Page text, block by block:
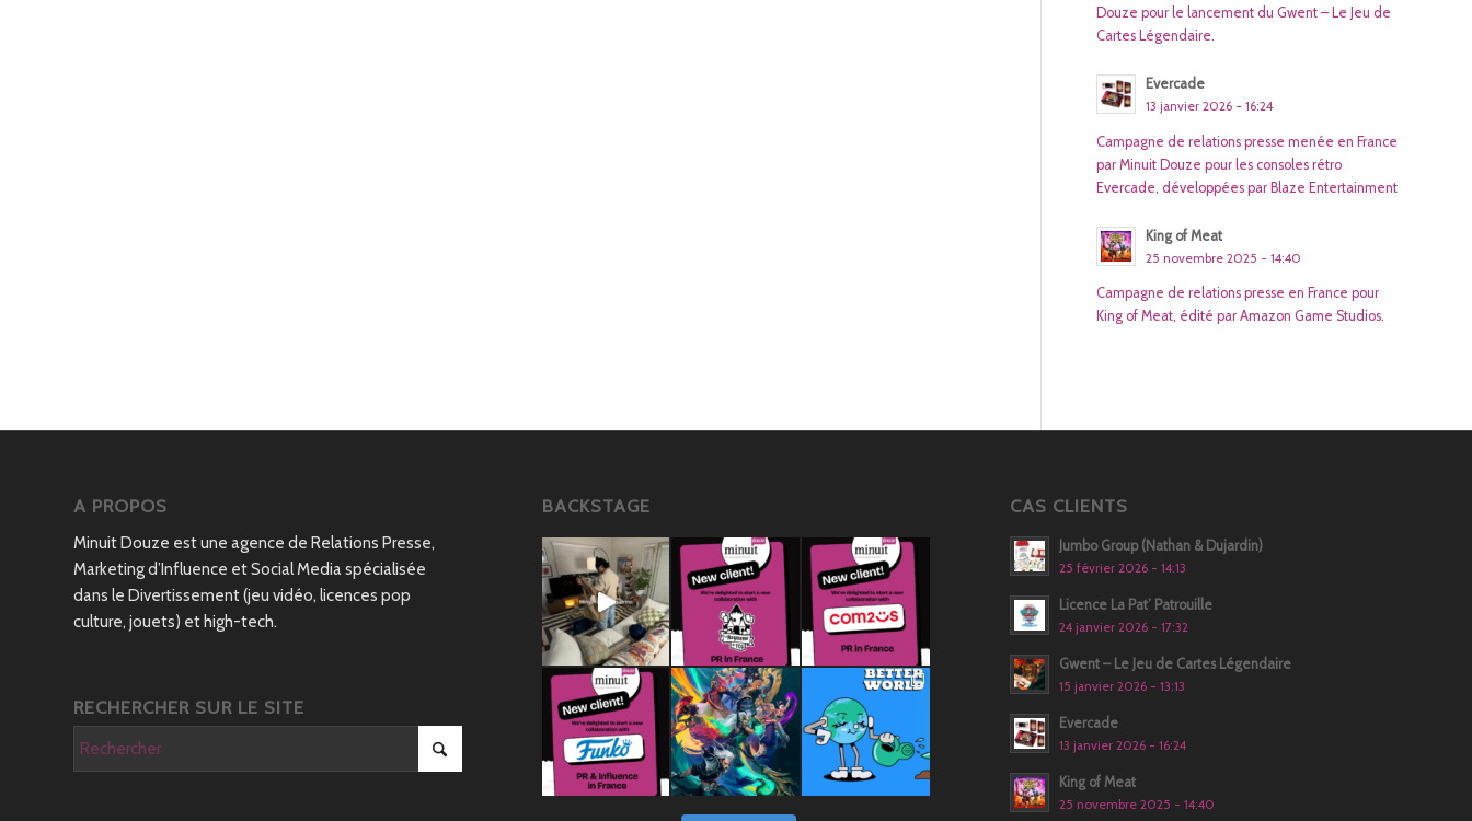
Douze pour le lancement du Gwent – Le Jeu de
Cartes Légendaire.
Evercade
13 janvier 2026 - 16:24
Campagne de relations presse menée en France
par Minuit Douze pour les consoles rétro
Evercade, développées par Blaze Entertainment
King of Meat
25 novembre 2025 - 14:40
Campagne de relations presse en France pour
King of Meat, édité par Amazon Game Studios.
A PROPOS
Minuit Douze est une agence de Relations Presse,
Marketing d’Influence et Social Media spécialisée
dans le Divertissement (jeu vidéo, licences pop
culture, jouets) et high-tech.
RECHERCHER SUR LE SITE
BACKSTAGE CAS CLIENTS
Jumbo Group (Nathan & Dujardin)
25 février 2026 - 14:13
Licence La Pat’ Patrouille
24 janvier 2026 - 17:32
Gwent – Le Jeu de Cartes Légendaire
15 janvier 2026 - 13:13
Evercade
13 janvier 2026 - 16:24
King of Meat
25 novembre 2025 - 14:40